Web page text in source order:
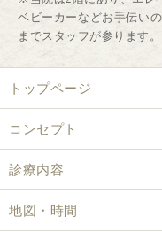
ベビーカーなどお手伝い
までスタッフが参ります。
トップページ
コンセプト
診療内容
地図・時間